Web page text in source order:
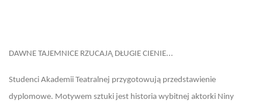
DAWNE TAJEMNICE RZUCAJĄ DŁUGIE CIENIE...
Studenci Akademii Teatralnej przygotowują przedstawienie
dyplomowe. Motywem sztuki jest historia wybitnej aktorki Niny